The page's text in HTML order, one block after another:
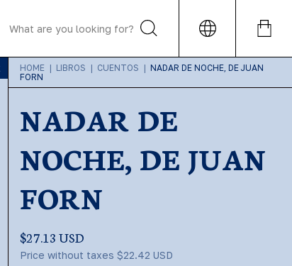
HOME | LIBROS | CUENTOS | NADAR DE NOCHE, DE JUAN
FORN
NADAR DE
NOCHE, DE JUAN
FORN
$27.13 USD
Price without taxes $22.42 USD